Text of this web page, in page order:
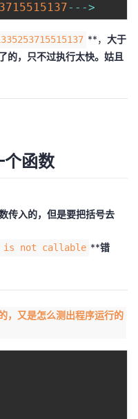
- - ->
**， 大于
的，只不过执行太快。姑且
个函数
传入的，但是要把括号去
is not callable **错
，又是怎么测出程序运行的